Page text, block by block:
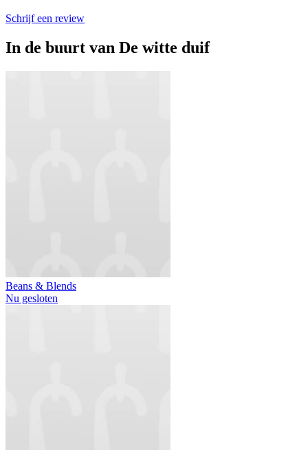
Schrijf een review
In de buurt van De witte duif
Beans & Blends
Nu gesloten